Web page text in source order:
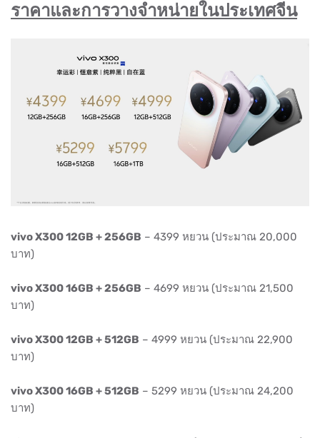
ราคาและการวางจำหน่ายในประเทศจีน
vivo X300 12GB + 256GB – 4399 หยวน (ประมาณ 20,000
บาท)
vivo X300 16GB + 256GB – 4699 หยวน (ประมาณ 21,500
บาท)
vivo X300 12GB + 512GB – 4999 หยวน (ประมาณ 22,900
บาท)
vivo X300 16GB + 512GB – 5299 หยวน (ประมาณ 24,200
บาท)